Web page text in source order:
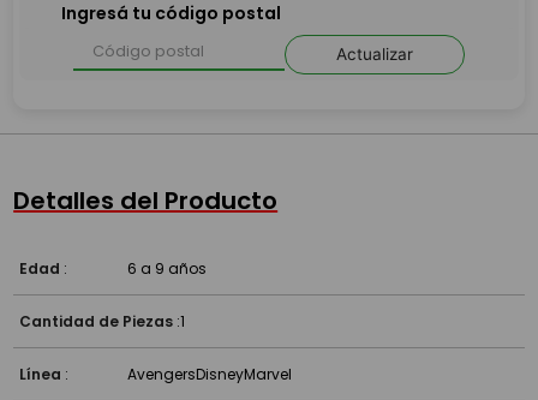
Ingresá tu código postal
Actualizar
Detalles del Producto
Edad : 6 a 9 años
Cantidad de Piezas :1
Línea : AvengersDisneyMarvel